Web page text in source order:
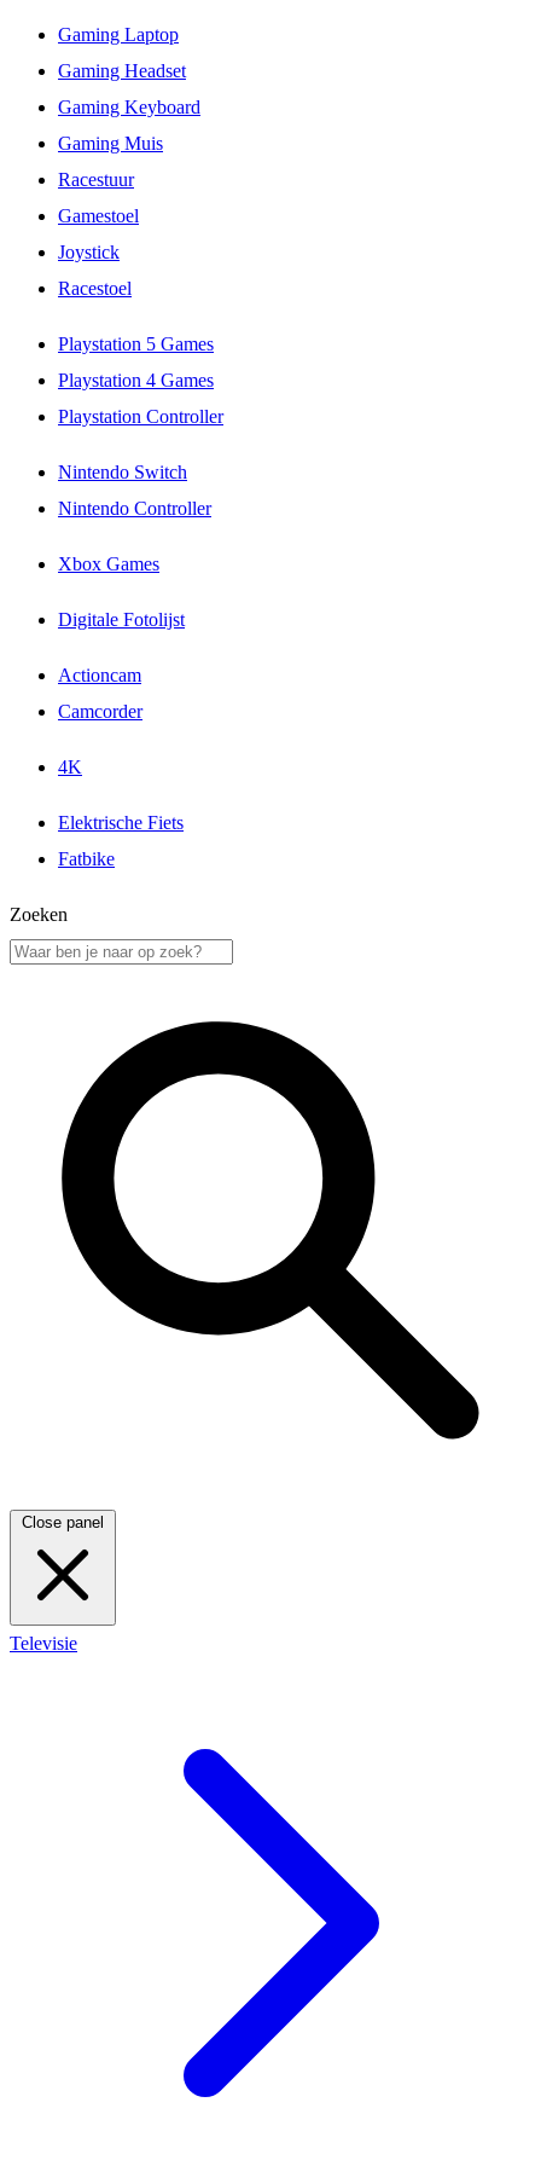
Gaming Laptop
Gaming Headset
Gaming Keyboard
Gaming Muis
Racestuur
Gamestoel
Joystick
Racestoel
Playstation 5 Games
Playstation 4 Games
Playstation Controller
Nintendo Switch
Nintendo Controller
Xbox Games
Digitale Fotolijst
Actioncam
Camcorder
4K
Elektrische Fiets
Fatbike
Zoeken
Close panel
Televisie